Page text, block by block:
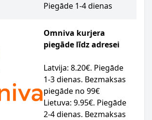
Piegāde 1-4 dienas
Omniva kurjera
piegāde līdz adresei
Latvija: 8.20€. Piegāde
1-3 dienas. Bezmaksas
piegāde no 99€
Lietuva: 9.95€. Piegāde
2-4 dienas. Bezmaksas